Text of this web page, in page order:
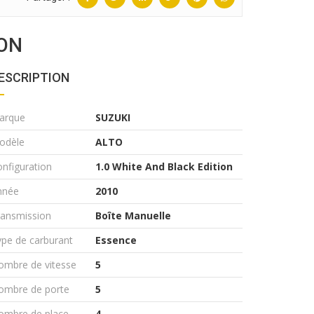
SUZUKI
ALTO
1.0 White And Black Edition
2010
Boîte Manuelle
de carburant
Essence
de vitesse
5
de porte
5